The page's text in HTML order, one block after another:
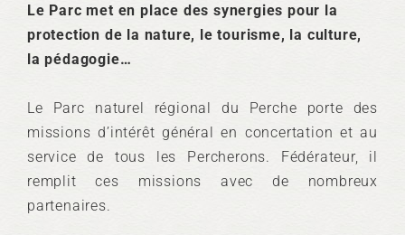
Le Parc met en place des synergies pour la
protection de la nature, le tourisme, la culture,
la pédagogie…
Le Parc naturel régional du Perche porte des
missions d’intérêt général en concertation et au
service de tous les Percherons. Fédérateur, il
remplit ces missions avec de nombreux
partenaires.